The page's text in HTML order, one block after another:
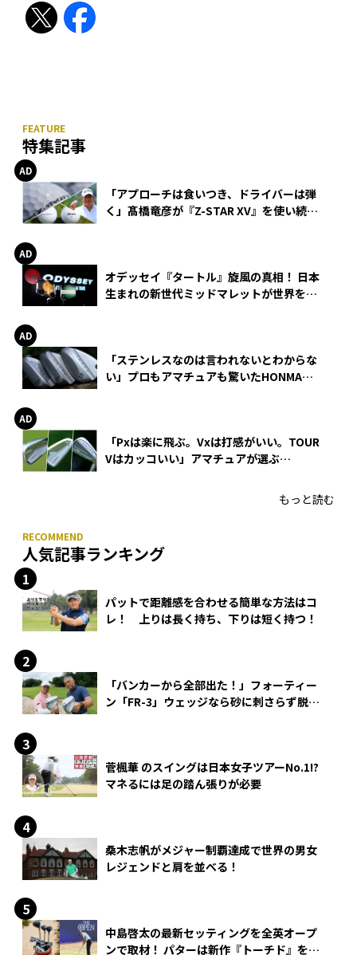
特集記事
「アプローチは食いつき、ドライバーは弾
く」髙橋竜彦が『Z-STAR XV』を使い続け
オデッセイ『タートル』旋風の真相！ 日本
生まれの新世代ミッドマレットが世界を席
「ステンレスなのは言われないとわからな
い」プロもアマチュアも驚いたHONMA
「Pxは楽に飛ぶ。Vxは打感がいい。TOUR
Vはカッコいい」アマチュアが選ぶ
もっと読む
人気記事ランキング
パットで距離感を合わせる簡単な方法はコ
レ！ 上りは長く持ち、下りは短く持つ！
「バンカーから全部出た！」フォーティー
ン「FR-3」ウェッジなら砂に刺さらず脱出
菅楓華 のスイングは日本女子ツアーNo.1!?
マネるには足の踏ん張りが必要
桑木志帆がメジャー制覇達成で世界の男女
レジェンドと肩を並べる！
中島啓太の最新セッティングを全英オープ
ンで取材！ パターは新作『トーチド』を投